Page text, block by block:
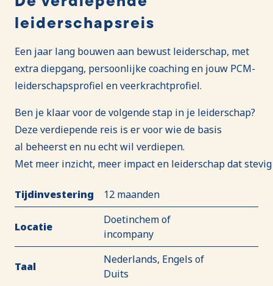
leiderschapsreis
Een jaar lang bouwen aan bewust leiderschap, met
extra diepgang, persoonlijke coaching en jouw PCM-
leiderschapsprofiel en veerkrachtprofiel.
Ben je klaar voor de volgende stap in je leiderschap?
Deze verdiepende reis is er voor wie de basis
al beheerst en nu echt wil verdiepen.
Met meer inzicht, meer impact en leiderschap dat
Tijdinvestering 12 maanden
Locatie
Doetinchem of
incompany
Taal
Nederlands, Engels of
Duits